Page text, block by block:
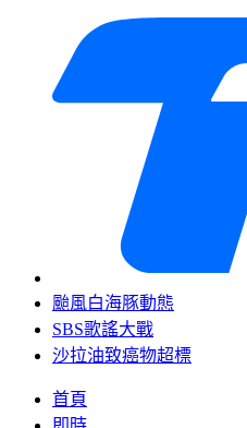
颱風白海豚動態
SBS歌謠大戰
沙拉油致癌物超標
首頁